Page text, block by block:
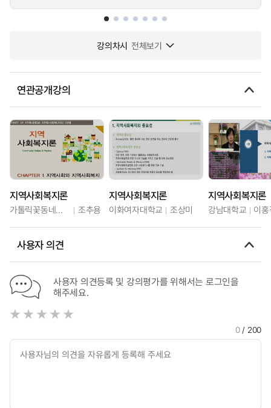
강의차시 전체보기
연관공개강의
지역사회복지론
가톨릭꽃동네대학교 조추용
지역사회복지론
이화여자대학교 조상미
지역사회복지론
강남대학교 이
사용자 의견
사용자 의견등록 및 강의평가를 위해서는 로그인을
해주세요.
0/ 200